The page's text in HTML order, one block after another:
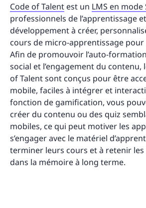
Code of Talent est un LMS en mode
professionnels de l’apprentissage
développement à créer,
cours de micro-apprentissage pour
Afin de promouvoir l’auto-
social et l’engagement du contenu,
of Talent sont conçus pour être
mobile, faciles à intégrer et
fonction de gamification, vous
créer du contenu ou des quiz
mobiles, ce qui peut motiver les
s’engager avec le matériel
terminer leurs cours et à retenir
dans la mémoire à long terme.